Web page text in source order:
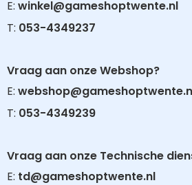
E:winkel@gameshoptwente.nl
T: 053-4349237
Vraag aan onze Webshop?
E:
T: 053-4349239
Vraag aan onze Technische
E: td@gameshoptwente.nl